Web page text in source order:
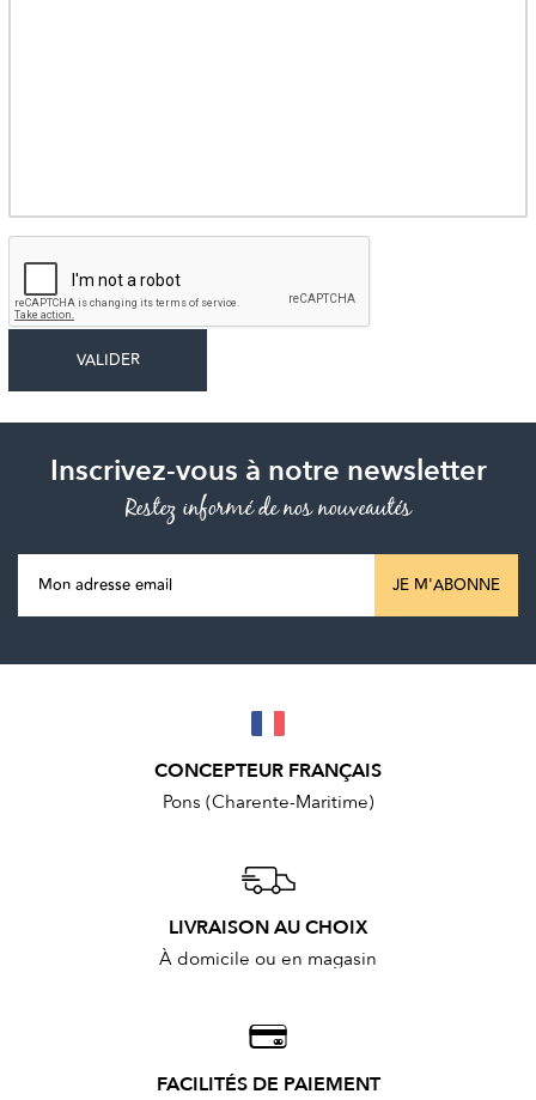
Inscrivez-vous à notre newsletter
Restez informé de nos nouveautés
JE M'ABONNE
CONCEPTEUR FRANÇAIS
Pons (Charente-Maritime)
LIVRAISON AU CHOIX
À domicile ou en magasin
FACILITÉS DE PAIEMENT